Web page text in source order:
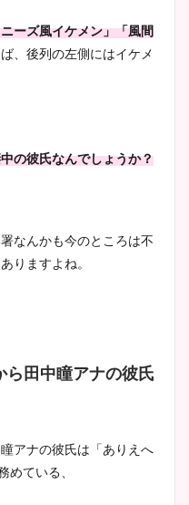
ーズ風イケメン」「風間
、後列の左側にはイケメ
の彼氏なんでしょうか？
なんかも今のところは不
りますよね。
ら田中瞳アナの彼氏
アナの彼氏は「ありえへ
めている、